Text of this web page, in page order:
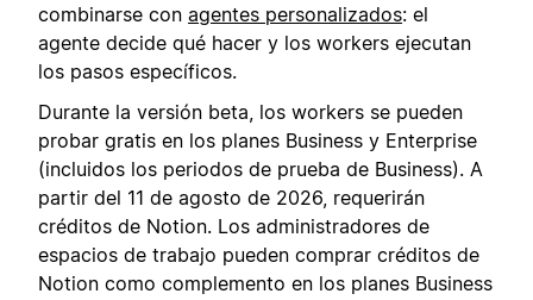
combinarse con agentes personalizados: el
agente decide qué hacer y los workers ejecutan
los pasos específicos.
Durante la versión beta, los workers se pueden
probar gratis en los planes Business y Enterprise
(incluidos los periodos de prueba de Business). A
partir del 11 de agosto de 2026, requerirán
créditos de Notion. Los administradores de
espacios de trabajo pueden comprar créditos de
Notion como complemento en los planes Business